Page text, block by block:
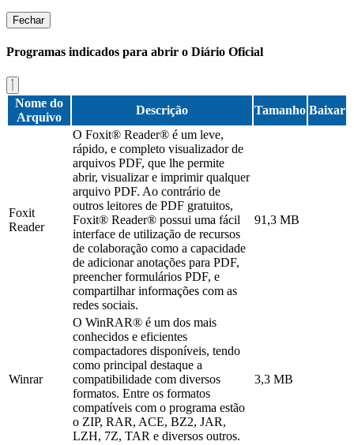
Fechar
Programas indicados para abrir o Diário Oficial
Nome do
Arquivo
Descrição Tamanho Baixar
Foxit
Reader
O Foxit® Reader® é um leve,
rápido, e completo visualizador de
arquivos PDF, que lhe permite
abrir, visualizar e imprimir qualquer
arquivo PDF. Ao contrário de
outros leitores de PDF gratuitos,
Foxit® Reader® possui uma fácil
interface de utilização de recursos
de colaboração como a capacidade
de adicionar anotações para PDF,
preencher formulários PDF, e
compartilhar informações com as
redes sociais.
91,3 MB
Winrar
O WinRAR® é um dos mais
conhecidos e eficientes
compactadores disponíveis, tendo
como principal destaque a
compatibilidade com diversos
formatos. Entre os formatos
compatíveis com o programa estão
o ZIP, RAR, ACE, BZ2, JAR,
LZH, 7Z, TAR e diversos outros.
3,3 MB